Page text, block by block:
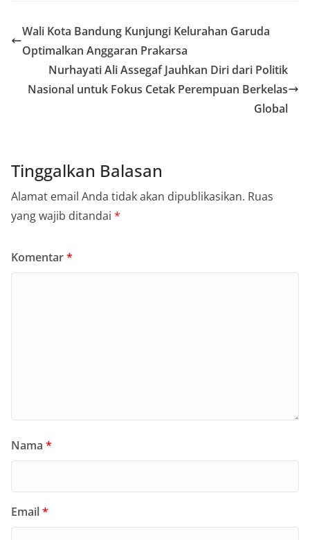
Wali Kota Bandung Kunjungi Kelurahan Garuda
Optimalkan Anggaran Prakarsa
Nurhayati Ali Assegaf Jauhkan Diri dari Politik
Nasional untuk Fokus Cetak Perempuan Berkelas
Global
Tinggalkan Balasan
Alamat email Anda tidak akan dipublikasikan. Ruas
yang wajib ditandai *
Komentar*
Nama *
Email*